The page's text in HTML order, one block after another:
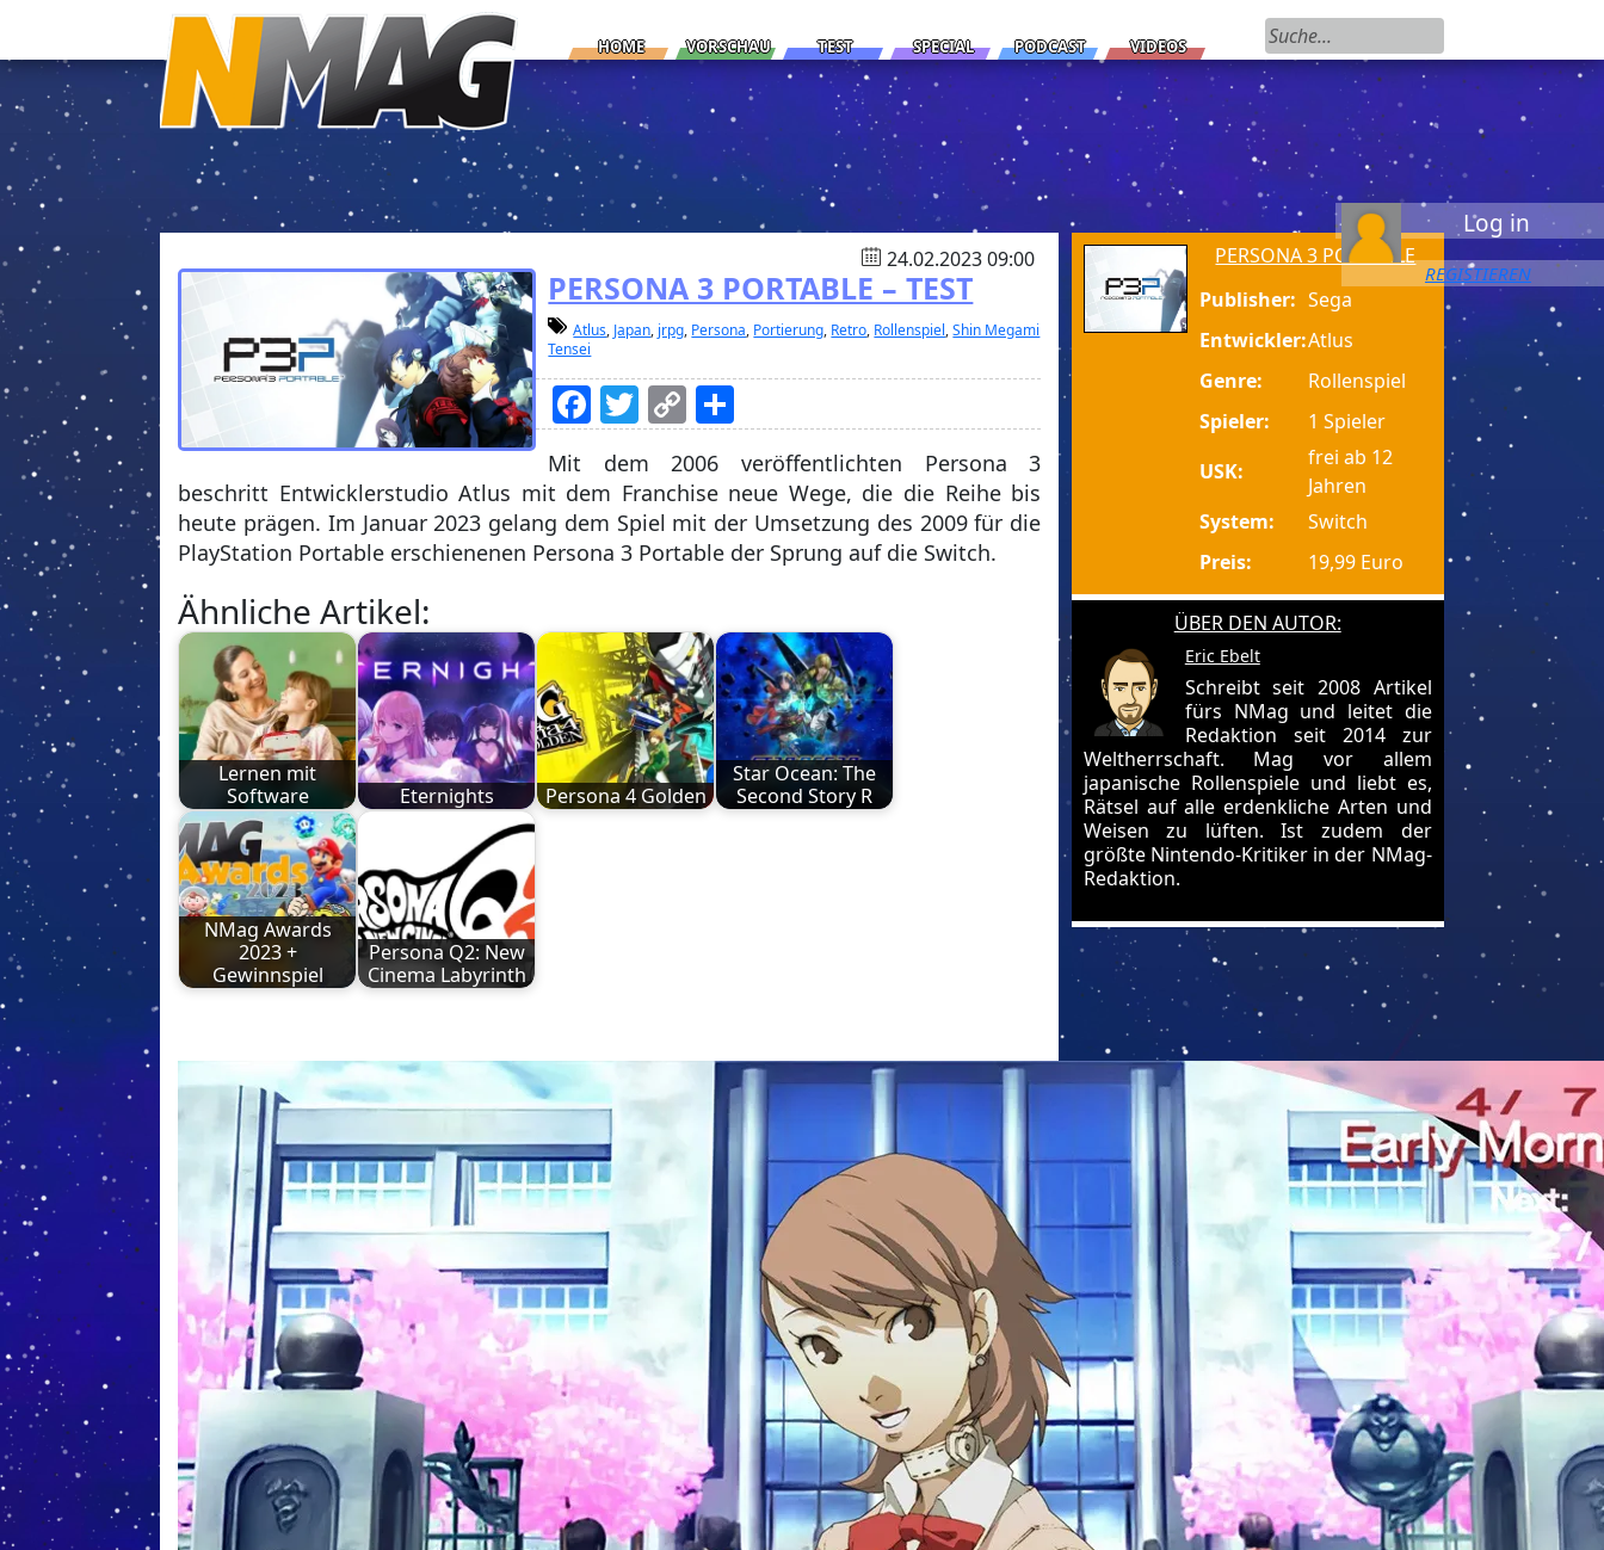
HOME VORSCHAU TEST SPECIAL PODCAST VIDEOS
Suchen nach:
Log in
REGISTIEREN
24.02.2023 09:00
PERSONA 3 PORTABLE – TEST
Atlus, Japan, jrpg, Persona, Portierung, Retro, Rollenspiel,Shin Megami
Tensei
Facebook
Twitter
Copy
Link
Mit dem 2006 veröffentlichten Persona 3
beschritt Entwicklerstudio Atlus mit dem Franchise neue Wege, die die Reihe bis
heute prägen. Im Januar 2023 gelang dem Spiel mit der Umsetzung des 2009 für die
PlayStation Portable erschienenen Persona 3 Portable der Sprung auf die Switch.
Ähnliche Artikel:
Lernen mit
Software
Eternights Persona 4 Golden
Star Ocean: The
Second Story R
NMag Awards
2023 +
Gewinnspiel
Persona Q2: New
Cinema Labyrinth
PERSONA 3 PORTABLE
Publisher: Sega
Entwickler:Atlus
Genre:
Rollenspiel
Spieler:
1 Spieler
USK:
frei ab 12
Jahren
System:
Switch
Preis:
19,99 Euro
ÜBER DEN AUTOR:
Eric Ebelt
Schreibt seit 2008 Artikel
fürs NMag und leitet die
Redaktion seit 2014 zur
Weltherrschaft. Mag vor allem
japanische Rollenspiele und liebt es,
Rätsel auf alle erdenkliche Arten und
Weisen zu lüften. Ist zudem der
größte Nintendo-Kritiker in der NMag-
Redaktion.